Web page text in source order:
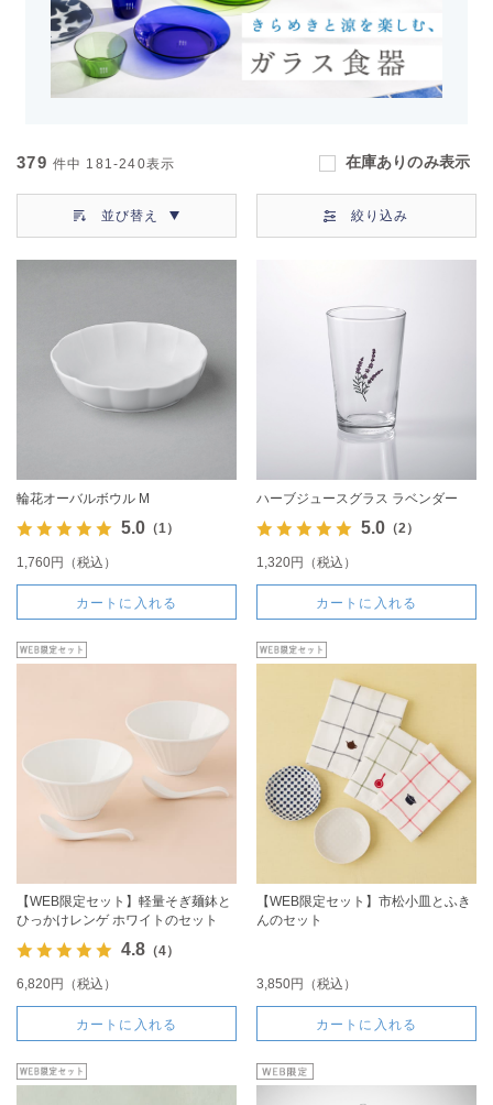
379 件中 181-240表示 在庫ありのみ表示
並び替え 絞り込み
輪花オーバルボウル M
5.0（1）
1,760円（税込）
カートに入れる
ハーブジュースグラス ラベンダー
5.0（2）
1,320円（税込）
カートに入れる
【WEB限定セット】軽量そぎ麺鉢と
ひっかけレンゲ ホワイトのセット
4.8（4）
6,820円（税込）
カートに入れる
【WEB限定セット】市松小皿とふき
んのセット
3,850円（税込）
カートに入れる